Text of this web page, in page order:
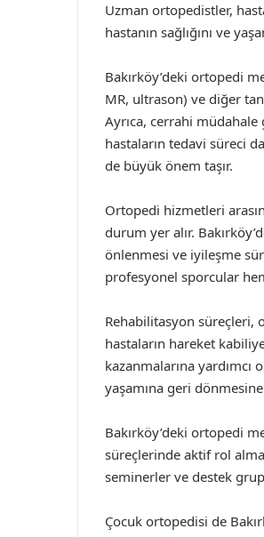
Uzman ortopedistler,
hastanın sağlığını ve
Bakırköy’deki ortopedi
MR, ultrason) ve diğer
Ayrıca, cerrahi
hastaların tedavi süreci
de büyük önem taşır.
Ortopedi hizmetleri
durum yer alır.
önlenmesi ve iyileşme
profesyonel sporcular
Rehabilitasyon süreçleri,
hastaların hareket
kazanmalarına
yaşamına geri
Bakırköy’deki ortopedi
süreçlerinde aktif rol
seminerler ve destek
Çocuk ortopedisi de